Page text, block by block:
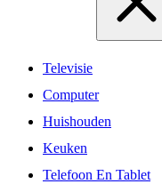
Televisie
Computer
Huishouden
Keuken
Telefoon En Tablet